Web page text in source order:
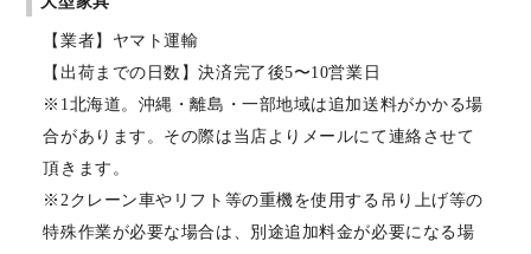
【業者】ヤマト運輸
【出荷までの日数】決済完了後5〜10営業日
※1北海道。沖縄・離島・一部地域は追加送料がかかる場
合があります。その際は当店よりメールにて連絡させて
頂きます。
※2クレーン車やリフト等の重機を使用する吊り上げ等の
特殊作業が必要な場合は、別途追加料金が必要になる場